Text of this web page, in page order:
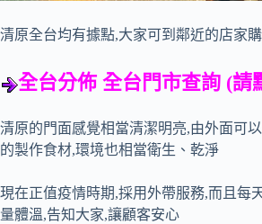
清原全台均有據點,大家可到鄰近的店家
全台分佈 全台門市查詢 (請
清原的門面感覺相當清潔明亮,由外面可
的製作食材,環境也相當衛生、乾淨
現在正值疫情時期,採用外帶服務,而且每
量體溫,告知大家,讓顧客安心